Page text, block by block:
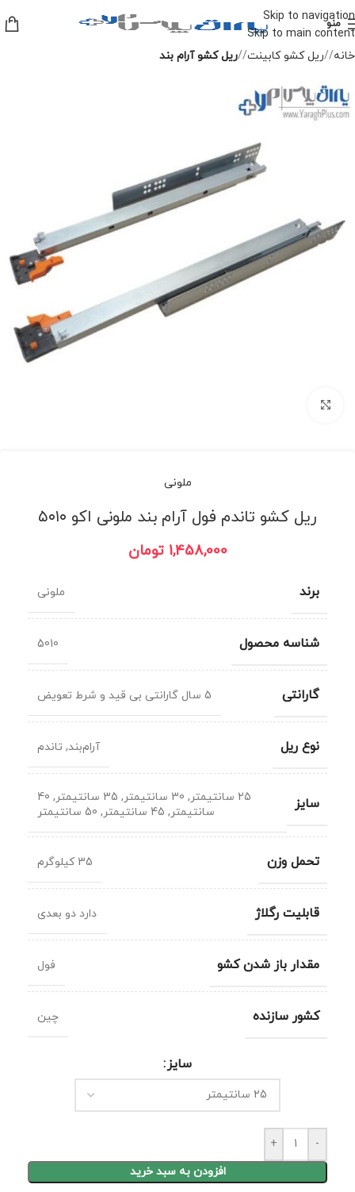
Skip to navigation
Skip to main content
منو
خانه/ ریل کشو کابینت/ ریل کشو آرام بند
-10%
ملونی
ریل کشو تاندم فول آرام بند ملونی اکو ۵۰۱۰
1,458,000 تومان
برند ملونی
شناسه محصول 5010
گارانتی 5 سال گارانتی بی قید و شرط تعویض
نوع ریل آرام‌بند, تاندم
سایز 25 سانتیمتر , 30 سانتیمتر , 35 سانتیمتر ,
40
سانتیمتر , 45 سانتیمتر , 50 سانتیمتر
تحمل وزن 35 کیلوگرم
قابلیت رگلاژ دارد دو بعدی
مقدار باز شدن کشو فول
کشور سازنده چین
سایز
-
+
افزودن به سبد خرید